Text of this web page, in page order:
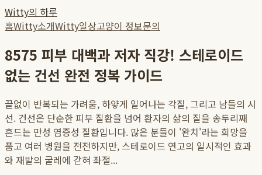
Witty의 하루
홈Witty소개Witty일상고양이 정보문의
8575 피부 대백과 저자 직강! 스테로이드
없는 건선 완전 정복 가이드
끝없이 반복되는 가려움, 하얗게 일어나는 각질, 그리고 남들의 시
선. 건선은 단순한 피부 질환을 넘어 환자의 삶의 질을 송두리째
흔드는 만성 염증성 질환입니다. 많은 분들이 '완치'라는 희망을
품고 여러 병원을 전전하지만, 스테로이드 연고의 일시적인 효과
와 재발의 굴레에 갇혀 좌절...